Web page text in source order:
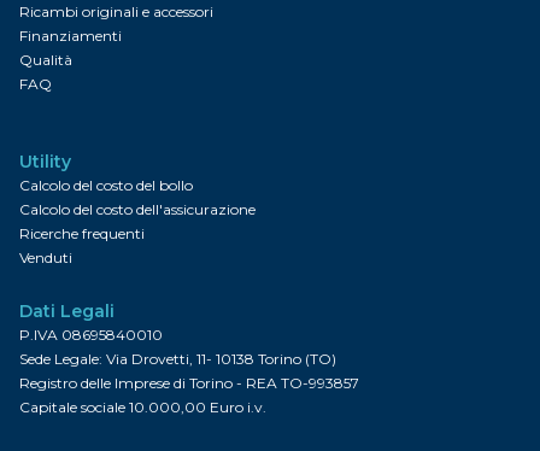
Ricambi originali e accessori
Finanziamenti
Qualità
FAQ
Utility
Calcolo del costo del bollo
Calcolo del costo dell'assicurazione
Ricerche frequenti
Venduti
Dati Legali
P.IVA 08695840010
Sede Legale: Via Drovetti, 11- 10138 Torino (TO)
Registro delle Imprese di Torino - REA TO-993857
Capitale sociale 10.000,00 Euro i.v.